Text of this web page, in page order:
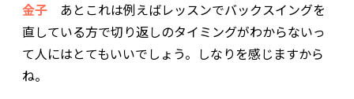
金子 あとこれは例えばレッスンでバックスイングを
直している方で切り返しのタイミングがわからないっ
て人にはとてもいいでしょう。しなりを感じますから
ね。